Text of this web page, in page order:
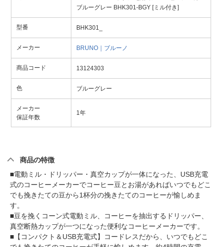
ブルーグレー BHK301-BGY [ミル付き]
型番 BHK301_
メーカー BRUNO｜ブルーノ
商品コード 13124303
色 ブルーグレー
メーカー
保証年数
1年
商品の特徴
■電動ミル・ドリッパー・真空カップが一体になった、USB充電
式のコーヒーメーカーでコーヒー豆とお湯があればいつでもどこ
でも挽きたての豆から1杯分の挽きたてのコーヒーが愉しめま
す。
■豆を挽くコーン式電動ミル、コーヒーを抽出するドリッパー、
真空断熱カップが一つになった便利なコーヒーメーカーです。
■【コンパクト＆USB充電式】コードレスだから、いつでもどこ